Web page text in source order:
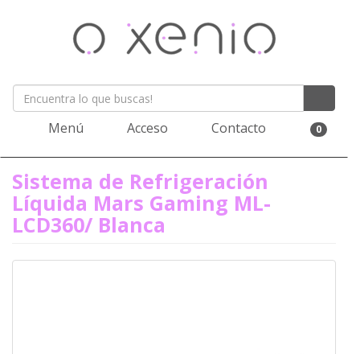
Menú Acceso Contacto 0
Sistema de Refrigeración
Líquida Mars Gaming ML-
LCD360/ Blanca